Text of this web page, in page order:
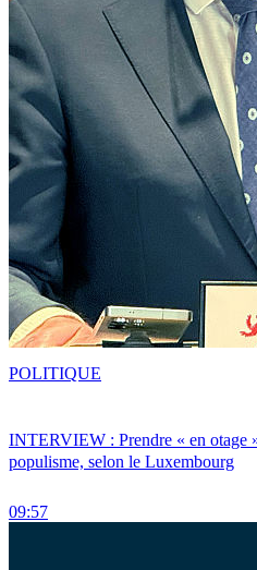
INTERVIEW : Prendre « en otage
populisme, selon le Luxembourg
09:57
POLITIQUE